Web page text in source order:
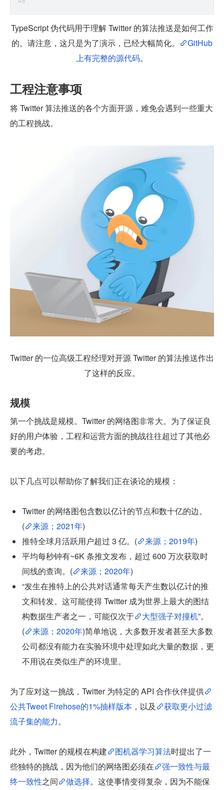
TypeScript 伪代码用于理解 Twitter 的算法推送是如何工作
的。请注意，这只是为了演示，已经大幅简化。
GitHub
上有完整的源代码。
工程注意事项
将 Twitter 算法推送的各个方面开源，难免会遇到一些重大
的工程挑战。
Twitter 的一位高级工程经理对开源 Twitter 的算法推送作出
了这样的反应。
规模
第一个挑战是规模。Twitter 的网络图非常大。为了保证良
好的用户体验，工程和运营方面的挑战往往超过了其他必
要的考虑。
以下几点可以帮助你了解我们正在谈论的规模：
Twitter 的网络图包含数以亿计的节点和数十亿的边。
(
来源；2021年)
推特全球月活跃用户超过 3 亿。(
来源；2019年)
平均每秒钟有~6K 条推文发布，超过 600 万次获取时
间线的查询。(
来源；2020年)
“发生在推特上的公共对话通常每天产生数以亿计的推
文和转发。这可能使得 Twitter 成为世界上最大的图结
构数据生产者之一，可能仅次于
大型强子对撞机”。
(
来源；2020年)简单地说，大多数开发者甚至大多数
公司都没有能力在实验环境中处理如此大量的数据，更
不用说在类似生产的环境里。
为了应对这一挑战，Twitter 为特定的 API 合作伙伴提供
公共Tweet Firehose的1%抽样版本 ，以及
获取更小过滤
流子集的能力。
此外，Twitter 的规模在构建 图机器学习算法时提出了一
些独特的挑战，因为他们的网络图必须在
强一致性与最
终一致性之间 做选择。这使事情变得复杂，因为不能保